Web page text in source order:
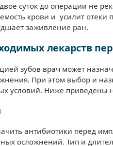
суток до операции не
крови и усилит
заживление ран.
лекарств
зубов врач может
При этом выбор и
условий. Ниже приведены
антибиотики перед
осложнений. Тип и